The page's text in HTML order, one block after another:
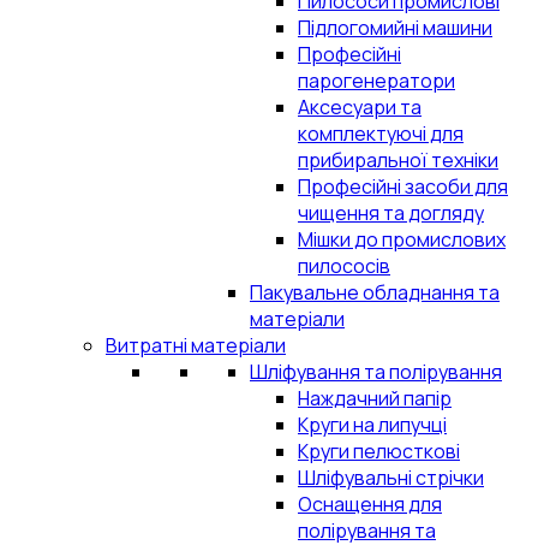
Підлогомийні машини
Професійні
парогенератори
Аксесуари та
комплектуючі для
прибиральної техніки
Професійні засоби для
чищення та догляду
Мішки до промислових
пилососів
Пакувальне обладнання та
матеріали
Витратні матеріали
Шліфування та полірування
Наждачний папір
Круги на липучці
Круги пелюсткові
Шліфувальні стрічки
Оснащення для
полірування та